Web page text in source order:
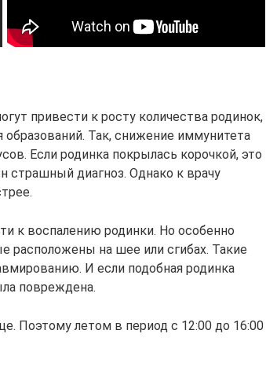
привести к росту количества родинок,
Так, снижение иммунитета
Если родинка покрылась корочкой, это
страшный диагноз. Однако к врачу
к воспалению родинки. Но особенно
расположены на шее или сгибах. Такие
И если подобная родинка
повреждена.
Поэтому летом в период с 12:00 до 16:00